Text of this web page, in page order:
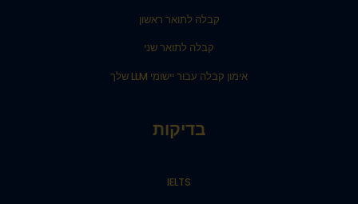
קבלה לתואר ראשון
קבלה לתואר שני
אימון קבלה עבור יישומי LLM שלך
בדיקות
IELTS